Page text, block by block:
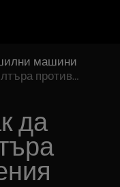
машини
против
да